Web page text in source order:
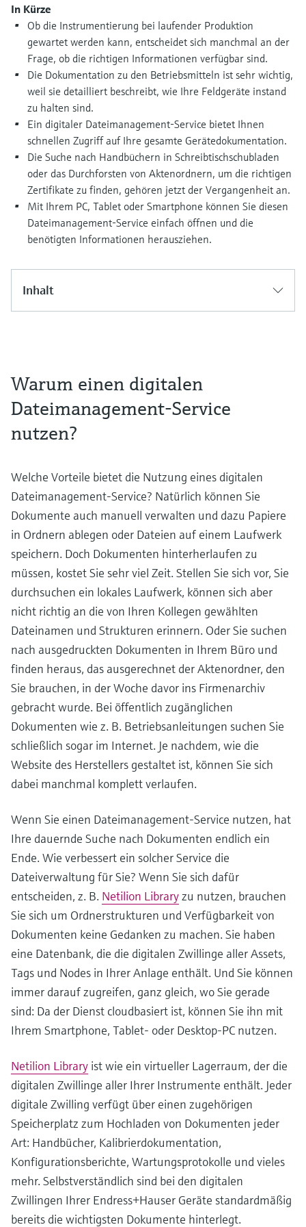
Device Viewer
Produktspezifische Informationen und
Dokumente finden
Ersatzteilsuche
Ersatzteile anhand von Produktwurzel,
Bestellcode oder Seriennummer finden
Füllstandsmessung
Füllstandsmessung Druck
Alle ansehen
Analysatoren für Härte, Eisen,
Aluminium & Chromat
Prozessphotometer
Mikrowellentransmission
Memosens-Technologie
Alle ansehen
In Kürze
Ob die Instrumentierung bei laufender Produktion
gewartet werden kann, entscheidet sich manchmal an der
Frage, ob die richtigen Informationen verfügbar sind.
Die Dokumentation zu den Betriebsmitteln ist sehr wichtig,
weil sie detailliert beschreibt, wie Ihre Feldgeräte instand
zu halten sind.
Ein digitaler Dateimanagement-Service bietet Ihnen
schnellen Zugriff auf Ihre gesamte Gerätedokumentation.
Die Suche nach Handbüchern in Schreibtischschubladen
oder das Durchforsten von Aktenordnern, um die richtigen
Zertifikate zu finden, gehören jetzt der Vergangenheit an.
Mit Ihrem PC, Tablet oder Smartphone können Sie diesen
Dateimanagement-Service einfach öffnen und die
benötigten Informationen herausziehen.
Inhalt
Warum einen digitalen
Dateimanagement-Service
nutzen?
Welche Vorteile bietet die Nutzung eines digitalen
Dateimanagement-Service? Natürlich können Sie
Dokumente auch manuell verwalten und dazu Papiere
in Ordnern ablegen oder Dateien auf einem Laufwerk
speichern. Doch Dokumenten hinterherlaufen zu
müssen, kostet Sie sehr viel Zeit. Stellen Sie sich vor, Sie
durchsuchen ein lokales Laufwerk, können sich aber
nicht richtig an die von Ihren Kollegen gewählten
Dateinamen und Strukturen erinnern. Oder Sie suchen
nach ausgedruckten Dokumenten in Ihrem Büro und
finden heraus, das ausgerechnet der Aktenordner, den
Sie brauchen, in der Woche davor ins Firmenarchiv
gebracht wurde. Bei öffentlich zugänglichen
Dokumenten wie z. B. Betriebsanleitungen suchen Sie
schließlich sogar im Internet. Je nachdem, wie die
Website des Herstellers gestaltet ist, können Sie sich
dabei manchmal komplett verlaufen.
Wenn Sie einen Dateimanagement-Service nutzen, hat
Ihre dauernde Suche nach Dokumenten endlich ein
Ende. Wie verbessert ein solcher Service die
Dateiverwaltung für Sie? Wenn Sie sich dafür
entscheiden, z. B. Netilion Libraryzu nutzen, brauchen
Sie sich um Ordnerstrukturen und Verfügbarkeit von
Dokumenten keine Gedanken zu machen. Sie haben
eine Datenbank, die die digitalen Zwillinge aller Assets,
Tags und Nodes in Ihrer Anlage enthält. Und Sie können
immer darauf zugreifen, ganz gleich, wo Sie gerade
sind: Da der Dienst cloudbasiert ist, können Sie ihn mit
Ihrem Smartphone, Tablet- oder Desktop-PC nutzen.
Netilion Library ist wie ein virtueller Lagerraum, der die
digitalen Zwillinge aller Ihrer Instrumente enthält. Jeder
digitale Zwilling verfügt über einen zugehörigen
Speicherplatz zum Hochladen von Dokumenten jeder
Art: Handbücher, Kalibrierdokumentation,
Konfigurationsberichte, Wartungsprotokolle und vieles
mehr. Selbstverständlich sind bei den digitalen
Zwillingen Ihrer Endress+Hauser Geräte standardmäßig
bereits die wichtigsten Dokumente hinterlegt.